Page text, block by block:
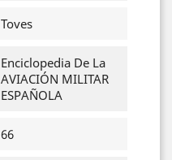
Toves
Enciclopedia De La
AVIACIÓN MILITAR
ESPAÑOLA
66